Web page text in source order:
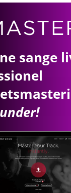
sange